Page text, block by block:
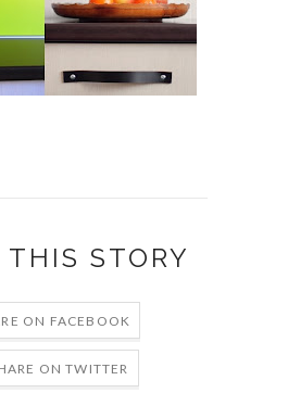
THIS STORY
ON FACEBOOK
ON TWITTER